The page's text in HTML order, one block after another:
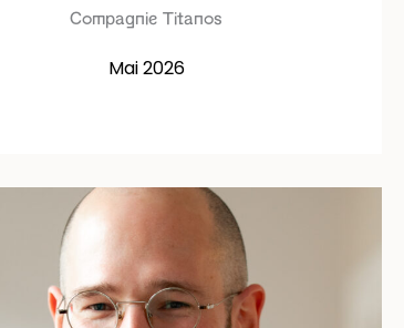
Compagnie Titanos
Mai 2026